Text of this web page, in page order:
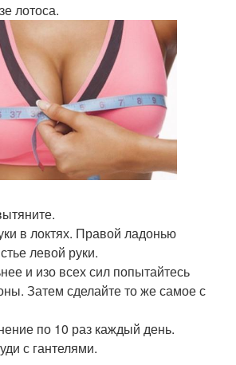
лотоса.
в локтях. Правой ладонью
левой руки.
и изо всех сил попытайтесь
Затем сделайте то же самое с
по 10 раз каждый день.
с гантелями.